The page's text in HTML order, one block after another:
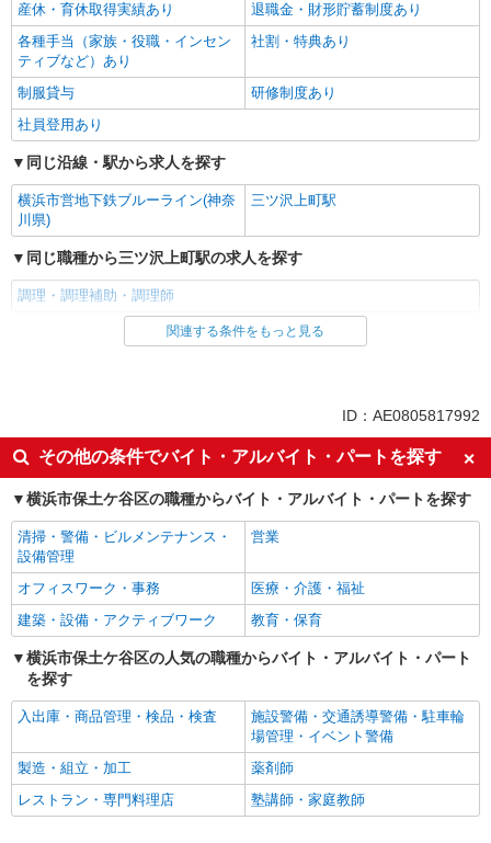
産休・育休取得実績あり
退職金・財形貯蓄制度あり
各種手当（家族・役職・インセン
ティブなど）あり
社割・特典あり
制服貸与
研修制度あり
社員登用あり
同じ沿線・駅から求人を探す
横浜市営地下鉄ブルーライン(神奈
川県)
三ツ沢上町駅
同じ職種から三ツ沢上町駅の求人を探す
調理・調理補助・調理師
同じ雇用形態から三ツ沢上町駅の求人を探す
早朝
朝
昼
夕方
夜
深夜
オープニングスタッフ
車通勤OK
バイク通勤OK
社宅・寮あり
入社日応相談
Web面接OK
友達と応募OK
職場見学OKまたは説明会あり
未経験歓迎
経験者・有資格者歓迎
新卒・第二新卒歓迎
女性活躍中
フリーター歓迎
学歴不問
ブランクOK
ミドル（40代～）活躍中
エルダー（50代～）活躍中
関連する条件をもっと見る
ID：AE0805817992
その他の条件でバイト・アルバイト・パートを探す
横浜市保土ケ谷区の職種からバイト・アルバイト・パートを探す
清掃・警備・ビルメンテナンス・
設備管理
営業
オフィスワーク・事務
医療・介護・福祉
建築・設備・アクティブワーク
教育・保育
横浜市保土ケ谷区の人気の職種からバイト・アルバイト・パート
を探す
入出庫・商品管理・検品・検査
施設警備・交通誘導警備・駐車輪
場管理・イベント警備
製造・組立・加工
薬剤師
レストラン・専門料理店
塾講師・家庭教師